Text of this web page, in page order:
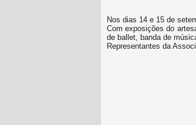
Nos dias 14 e 15 de
Com exposições do
de ballet, banda de
Representantes da